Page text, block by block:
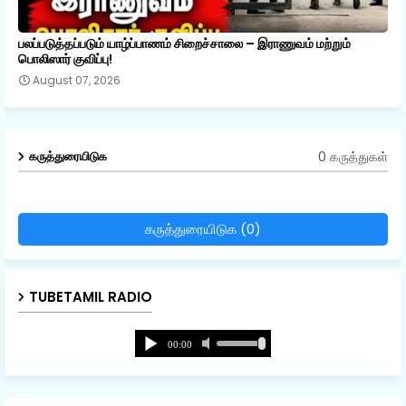
பலப்படுத்தப்படும் யாழ்ப்பாணம் சிறைச்சாலை – இராணுவம் மற்றும்
பொலிஸார் குவிப்பு!
August 07, 2026
கருத்துரையிடுக 0 கருத்துகள்
கருத்துரையிடுக (0)
TUBETAMIL RADIO